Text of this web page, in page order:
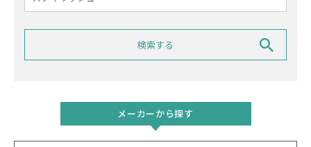
メーカーから探す